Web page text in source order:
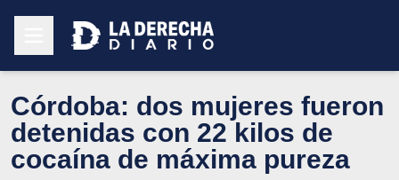
Córdoba: dos mujeres fueron
detenidas con 22 kilos de
cocaína de máxima pureza